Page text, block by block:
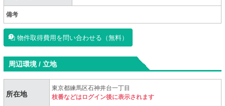
備考
物件取得費用を問い合わせる（無料）
周辺環境 / 立地
所在地
東京都練馬区石神井台一丁目
枝番などはログイン後に表示されます